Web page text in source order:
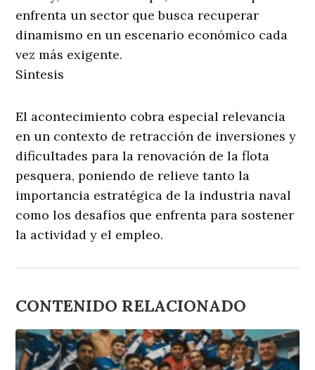
enfrenta un sector que busca recuperar
dinamismo en un escenario económico cada
vez más exigente.
Síntesis
El acontecimiento cobra especial relevancia
en un contexto de retracción de inversiones y
dificultades para la renovación de la flota
pesquera, poniendo de relieve tanto la
importancia estratégica de la industria naval
como los desafíos que enfrenta para sostener
la actividad y el empleo.
CONTENIDO RELACIONADO